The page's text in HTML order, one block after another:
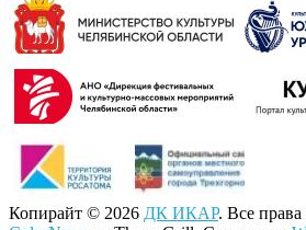
Копирайт © 2026 ДК ИКАР. Все